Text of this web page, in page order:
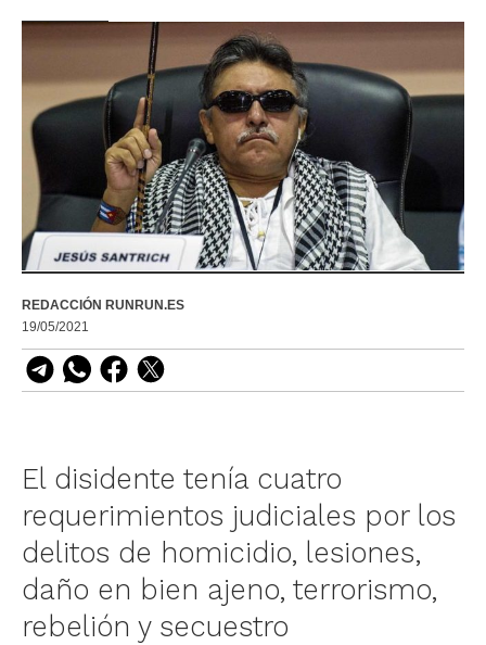
REDACCIÓN RUNRUN.ES
19/05/2021
El disidente tenía cuatro
requerimientos judiciales por los
delitos de homicidio, lesiones,
daño en bien ajeno, terrorismo,
rebelión y secuestro